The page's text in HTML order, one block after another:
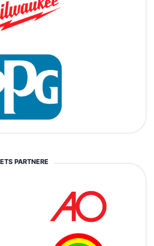
PARTNERE